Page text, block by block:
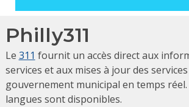
Philly311
Le 311 fournit un accès direct aux
services et aux mises à jour des
gouvernement municipal en temps
langues sont disponibles.